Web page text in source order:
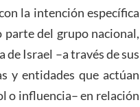
la intención específica
del grupo nacional,
de Israel –a través de sus
y entidades que actúan
o influencia– en relación